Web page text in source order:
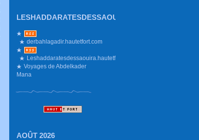
derbahlagadir.hautetfort.com
Leshaddaratesdessaouira.hautetfort.com
Voyages de Abdelkader
Mana
AOÛT 2026